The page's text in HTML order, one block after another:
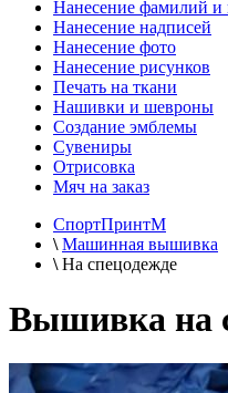
Нанесение фамилий и
Нанесение надписей
Нанесение фото
Нанесение рисунков
Печать на ткани
Нашивки и шевроны
Создание эмблемы
Сувениры
Отрисовка
Мяч на заказ
СпортПринтМ
\Машинная вышивка
\На спецодежде
Вышивка на